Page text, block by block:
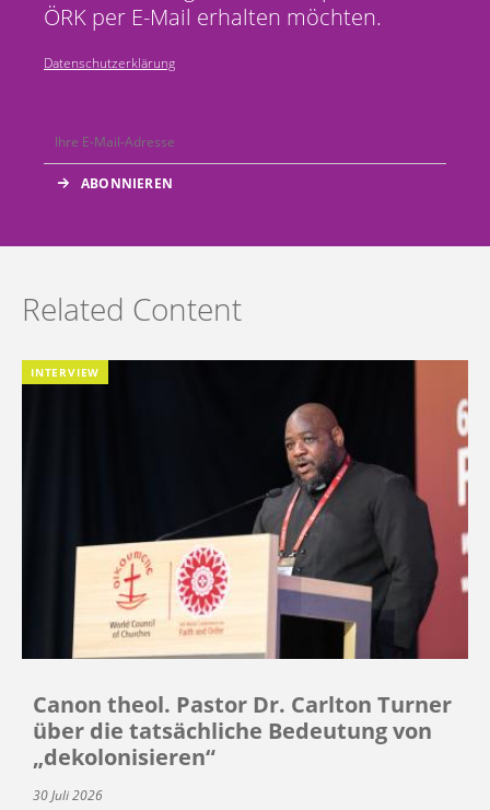
ÖRK per E-Mail erhalten möchten.
Datenschutzerklärung
Related Content
INTERVIEW
Canon theol. Pastor Dr. Carlton Turner
über die tatsächliche Bedeutung von
„dekolonisieren“
30 Juli 2026